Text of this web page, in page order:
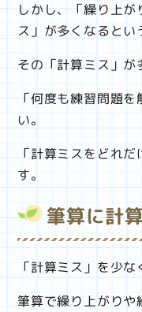
しかし、「繰り上
ス」が多くなるとい
その「計算ミス」が
「何度も練習問題
い。
「計算ミスをどれ
す。
筆算に計
「計算ミス」を少
筆算で繰り上がり